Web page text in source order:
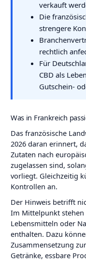
verkauft
Die
strengere
rechtlich
Für
CBD als
Gutschein-
Was in Frankreich
Das französische
2026 daran erinnert,
Zutaten nach
zugelassen sind,
vorliegt. Gleichzeitig
Kontrollen an.
Der Hinweis betrifft
Im Mittelpunkt stehen
Lebensmitteln oder
enthalten. Dazu
Zusammensetzung
Getränke, essbare